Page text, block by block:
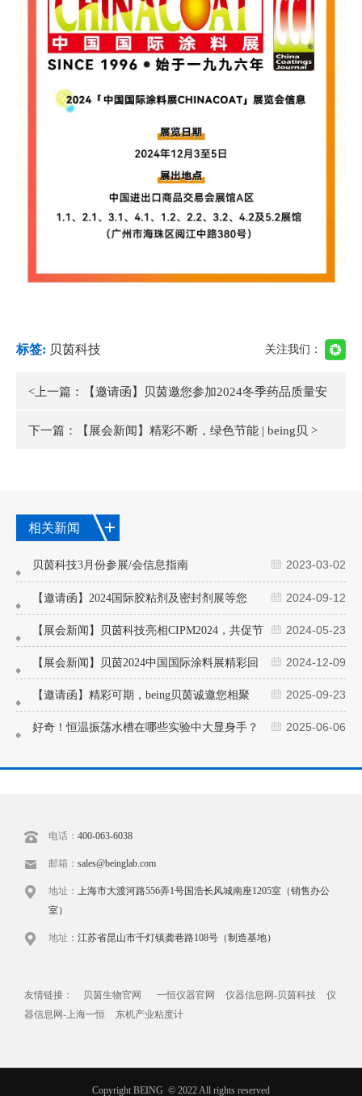
标签: 贝茵科技 关注我们：
<上一篇： 【邀请函】贝茵邀您参加2024冬季药品质量安
下一篇： 【展会新闻】精彩不断，绿色节能 | being贝 >
相关新闻
2023-03-02
贝茵科技3月份参展/会信息指南
2024-09-12
【邀请函】2024国际胶粘剂及密封剂展等您
来！ 2024-05-23
【展会新闻】贝茵科技亮相CIPM2024，共促节
能绿色发展！ 2024-12-09
【展会新闻】贝茵2024中国国际涂料展精彩回
顾 2025-09-23
【邀请函】精彩可期，being贝茵诚邀您相聚
CMEF2025(广州） 2025-06-06
好奇！恒温振荡水槽在哪些实验中大显身手？
电话： 400-063-6038
邮箱： sales@beinglab.com
地址： 上海市大渡河路556弄1号国浩长风城南座1205室（销售办公
室）
地址： 江苏省昆山市千灯镇龚巷路108号（制造基地）
友情链接： 贝茵生物官网 一恒仪器官网 仪器信息网-贝茵科技
仪
器信息网-上海一恒
东机产业粘度计
Copyright BEING © 2022 All rights reserved